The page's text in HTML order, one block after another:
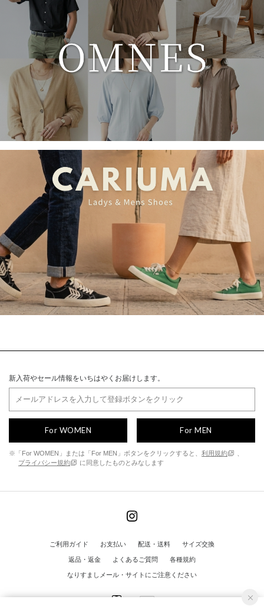
新入荷やセール情報をいちはやくお届けします。
For WOMEN For MEN
※「For WOMEN」または「For MEN」ボタンをクリックすると、 利用規約
プライバシー規約
に同意したものとみなします
ご利用ガイド お支払い 配送・送料 サイズ交換
返品・返金 よくあるご質問 各種規約
なりすましメール・サイトにご注意ください